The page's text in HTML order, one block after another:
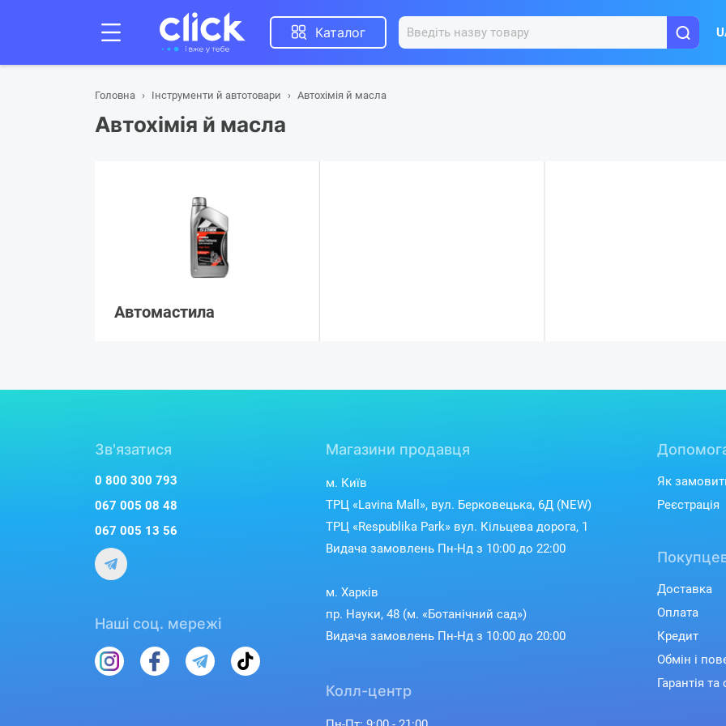
Каталог
Головна Інструменти й автотовари Автохімія й масла
Автохімія й масла
Автомастила
Зв'язатися
0 800 300 793
067 005 08 48
067 005 13 56
Наші соц. мережі
Магазини продавця
м. Київ
ТРЦ «Lavina Mall», вул. Берковецька, 6Д (NEW)
ТРЦ «Respublika Park» вул. Кільцева дорога, 1
Видача замовлень Пн-Нд з 10:00 до 22:00
м. Харків
пр. Науки, 48 (м. «Ботанічний сад»)
Видача замовлень Пн-Нд з 10:00 до 20:00
Колл-центр
Як
Реєстрація
Доставка
Оплата
Кредит
Обмін і
Гарантія та